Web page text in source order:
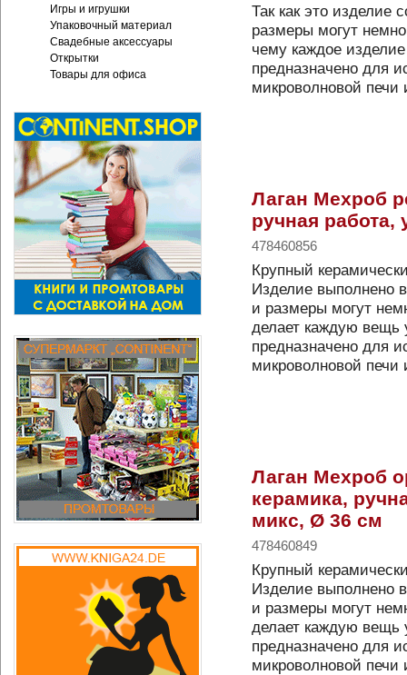
Игры и игрушки
Упаковочный материал
Свадебные аксессуары
Открытки
Товары для офиса
Так как это изделие
размеры могут
чему каждое
предназначено для
микроволновой
Лаган Мехроб
ручная
478460856
Крупный
Изделие выполнено
и размеры могут
делает каждую вещь
предназначено для
микроволновой
Лаган Мехроб
керамика,
микс, Ø 36 см
478460849
Крупный
Изделие выполнено
и размеры могут
делает каждую вещь
предназначено для
микроволновой